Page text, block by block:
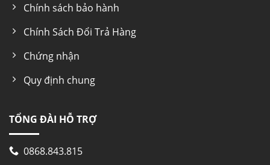
Chính sách bảo hành
Chính Sách Đổi Trả Hàng
Chứng nhận
Quy định chung
TỔNG ĐÀI HỖ TRỢ
0868.843.815